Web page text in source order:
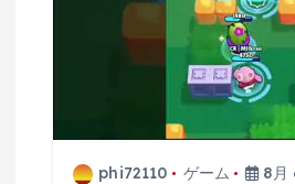
phi72110 ゲーム
8月